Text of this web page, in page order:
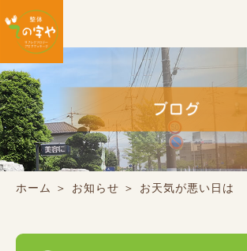
ホーム ＞ お知らせ ＞ お天気が悪い日は